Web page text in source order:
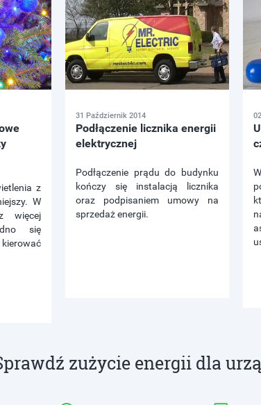
z
W
więcej
się
31 Październik 2014
Podłączenie licznika energii
elektrycznej
Podłączenie prądu do budynku
kończy się instalacją licznika
oraz podpisaniem umowy na
sprzedaż energii.
zużycie energii dla